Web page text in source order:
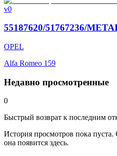
v0
55187620/51767236/
OPEL
Alfa Romeo 159
Недавно просмотренные
0
Быстрый возврат к последним
История просмотров пока
она появится здесь.